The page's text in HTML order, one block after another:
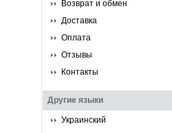
Возврат и обмен
Доставка
Оплата
Отзывы
Контакты
Другие языки
Украинский